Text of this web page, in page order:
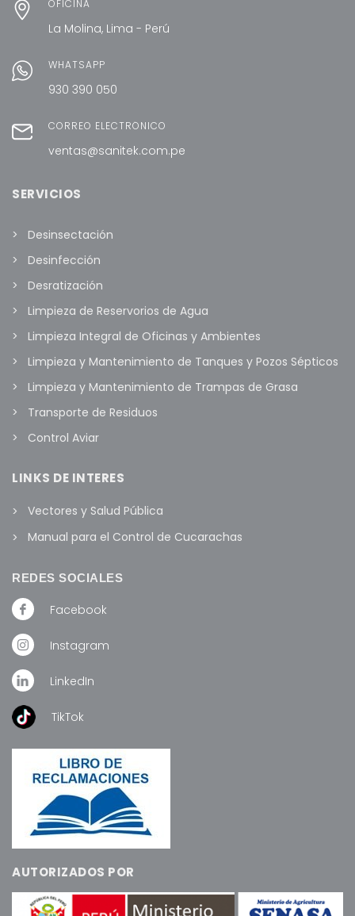
OFICINA
La Molina, Lima - Perú
WHATSAPP
930 390 050
CORREO ELECTRÓNICO
ventas@sanitek.com.pe
SERVICIOS
Desinsectación
Desinfección
Desratización
Limpieza de Reservorios de Agua
Limpieza Integral de Oficinas y Ambientes
Limpieza y Mantenimiento de Tanques y Pozos Sépticos
Limpieza y Mantenimiento de Trampas de Grasa
Transporte de Residuos
Control Aviar
LINKS DE INTERES
Vectores y Salud Pública
Manual para el Control de Cucarachas
REDES SOCIALES
Facebook
Instagram
LinkedIn
TikTok
AUTORIZADOS POR